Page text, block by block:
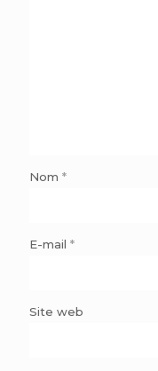
Nom *
E-mail *
Site web